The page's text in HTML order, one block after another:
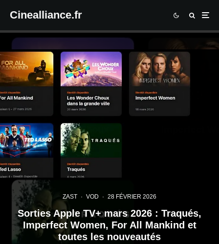
Cinealliance.fr
ZAST · VOD · 28 FÉVRIER 2026
Sorties Apple TV+ mars 2026 : Traqués,
Imperfect Women, For All Mankind et
toutes les nouveautés